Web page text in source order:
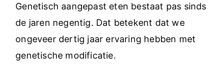
Genetisch aangepast eten bestaat pas sinds
de jaren negentig. Dat betekent dat we
ongeveer dertig jaar ervaring hebben met
genetische modificatie.